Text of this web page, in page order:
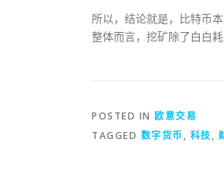
所以，结论就是，比特币
整体而言，挖矿除了白白
POSTED IN 欧意交易
TAGGED 数字货币, 科技,